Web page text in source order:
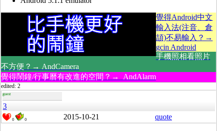
覺得Android中文
輸入法(注音、倉
頡)不易輸入？→
gcin Android
手機照相看照片
不方便？→ AndCamera
覺得鬧鐘/行事曆有改進的空間？→ AndAlarm
edited: 2
guest
3
0 0 2015-10-21 quote